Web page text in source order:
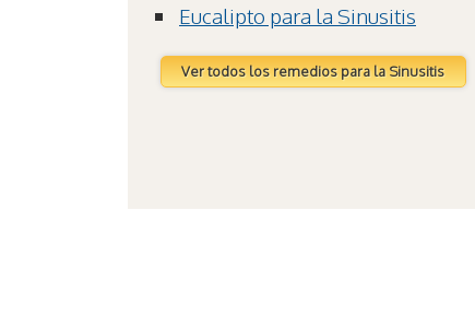
Eucalipto para la Sinusitis
Ver todos los remedios para la Sinusitis